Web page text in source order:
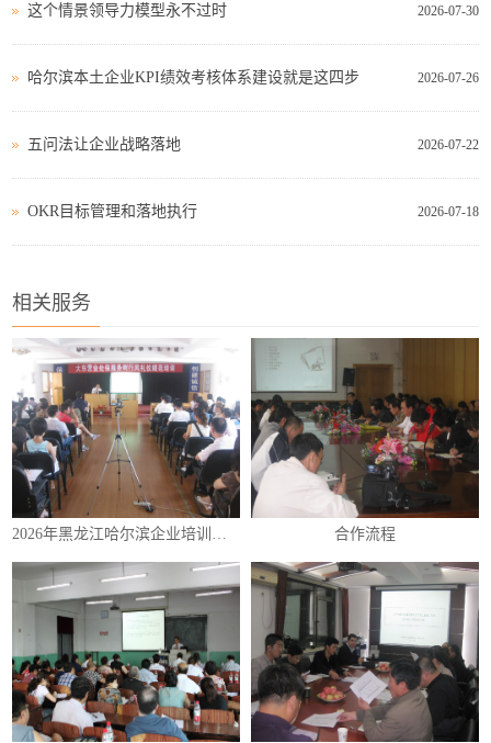
2026-07-30
这个情景领导力模型永不过时
2026-07-26
哈尔滨本土企业KPI绩效考核体系建设就是这四步
2026-07-22
五问法让企业战略落地
2026-07-18
OKR目标管理和落地执行
相关服务
2026年黑龙江哈尔滨企业培训（内训）课程表 合作流程